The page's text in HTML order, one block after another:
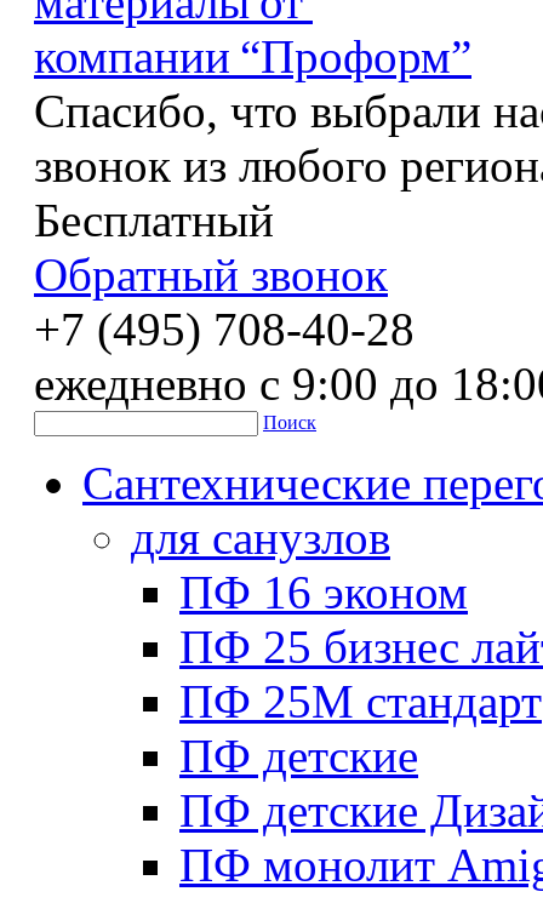
Спасибо, что выбрали
звонок из любого
Бесплатный
Обратный звонок
+7 (495) 708-40-28
ежедневно с 9:00 до
Поиск
Сантехнические
для санузлов
ПФ 16 эконом
ПФ 25 бизнес
ПФ 25М стандарт
ПФ детские
ПФ детские
ПФ монолит